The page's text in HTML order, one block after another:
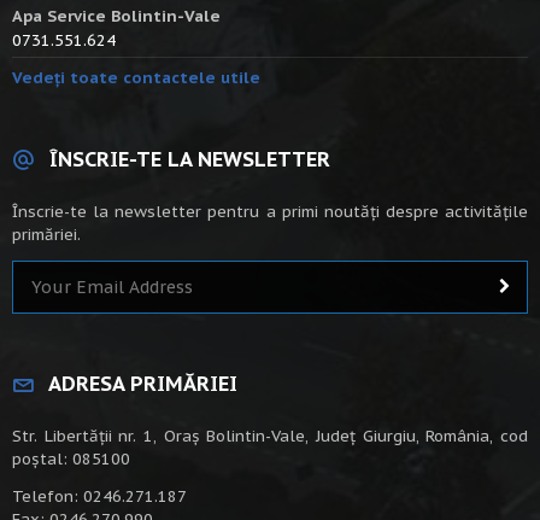
Apa Service Bolintin-Vale
0731.551.624
Vedeți toate contactele utile
ÎNSCRIE-TE LA NEWSLETTER
Înscrie-te la newsletter pentru a primi noutăți despre activitățile
primăriei.
ADRESA PRIMĂRIEI
Str. Libertății nr. 1, Oraș Bolintin-Vale, Județ Giurgiu, România, cod
poștal: 085100
Telefon: 0246.271.187